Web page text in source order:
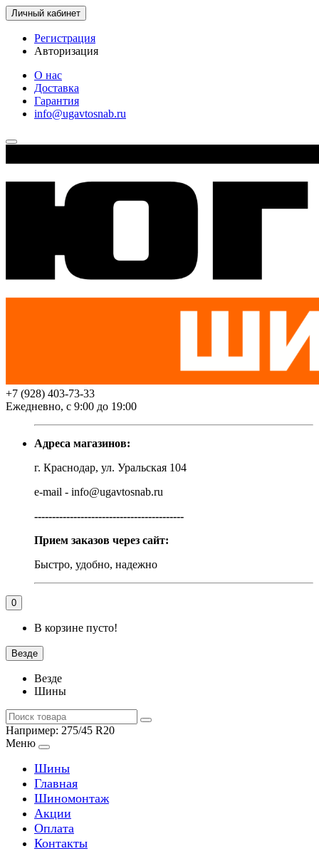
Личный кабинет
Регистрация
Авторизация
О нас
Доставка
Гарантия
info@ugavtosnab.ru
+7 (928) 403-73-33
Ежедневно, с 9:00 до 19:00
Адреса магазинов:
г. Краснодар, ул. Уральская 104
e-mail - info@ugavtosnab.ru
------------------------------------------
Прием заказов через сайт:
Быстро, удобно, надежно
0
В корзине пусто!
Везде
Везде
Шины
Например: 275/45 R20
Меню
Шины
Главная
Шиномонтаж
Акции
Оплата
Контакты